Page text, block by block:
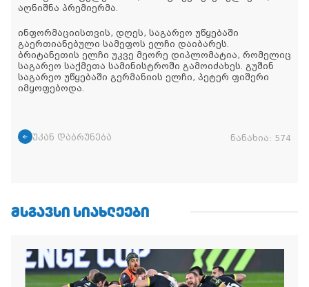
აღნიშნა პრემიერმა.
ინფორმაციისთვის, დღეს, საგარეო უწყებაში
გაერთიანებული სამეფოს ელჩი დაიბარეს.
ბრიტანეთის ელჩი უკვე მეორე დიპლომატია, რომელიც
საგარეო საქმეთა სამინისტროში გამოიძახეს. გუშინ
საგარეო უწყებაში გერმანიის ელჩი, პეტერ ფიშერი
იმყოფებოდა.
უკან დაბრუნება ნანახია: 574
ᲛᲡᲒᲐᲕᲡᲘ ᲡᲘᲐᲮᲚᲔᲔᲑᲘ